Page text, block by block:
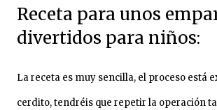
Receta para unos
divertidos para niños:
La receta es muy sencilla, el proceso está
cerdito, tendréis que repetir la operación